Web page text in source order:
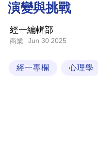
商
科
演變與挑戰
經一編輯部
商業 Jun 30 2025
經一專欄 心理學